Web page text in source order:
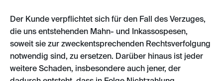
Der Kunde verpflichtet sich für den Fall des Verzuges,
die uns entstehenden Mahn- und Inkassospesen,
soweit sie zur zweckentsprechenden Rechtsverfolgung
notwendig sind, zu ersetzen. Darüber hinaus ist jeder
weitere Schaden, insbesondere auch jener, der